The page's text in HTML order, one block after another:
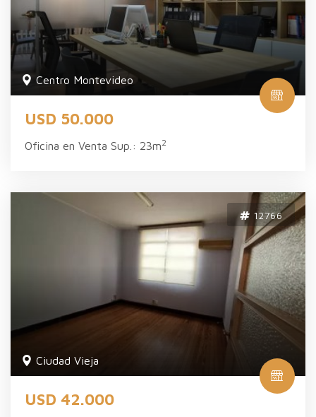
Centro Montevideo
USD 50.000
Oficina en Venta Sup.: 23m2
12766
Ciudad Vieja
USD 42.000